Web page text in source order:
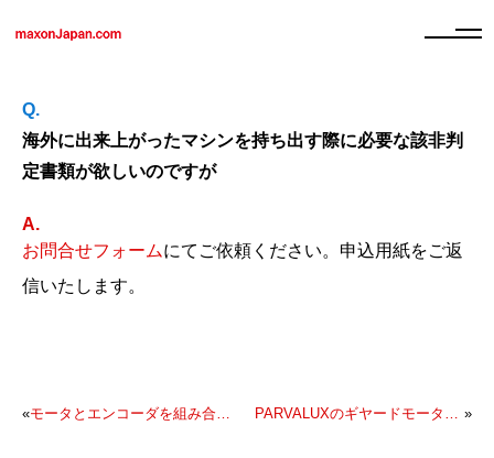
海外に出来上がったマシンを持ち出す際に必要な該非判
定書類が欲しいのですが
お問合せフォームにてご依頼ください。申込用紙をご返
信いたします。
« モータとエンコーダを組み合わせた状態の図面や外形寸法が判る資料が欲しいのですが PARVALUXのギヤードモータはマクソンジャパン経由で購入可能ですか »